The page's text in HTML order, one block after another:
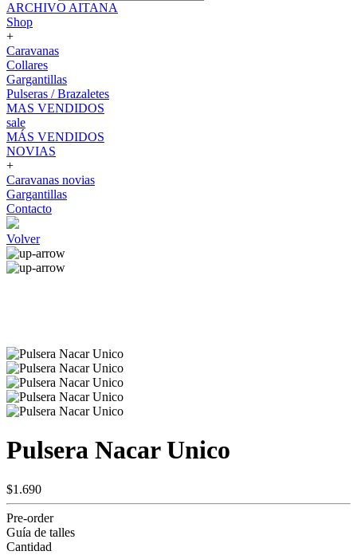
ARCHIVO AITANA
Shop
+
Caravanas
Collares
Gargantillas
Pulseras / Brazaletes
MAS VENDIDOS
sale
MÁS VENDIDOS
NOVIAS
+
Caravanas novias
Gargantillas
Contacto
Volver
Pulsera Nacar Unico
$1.690
Pre-order
Guía de talles
Cantidad